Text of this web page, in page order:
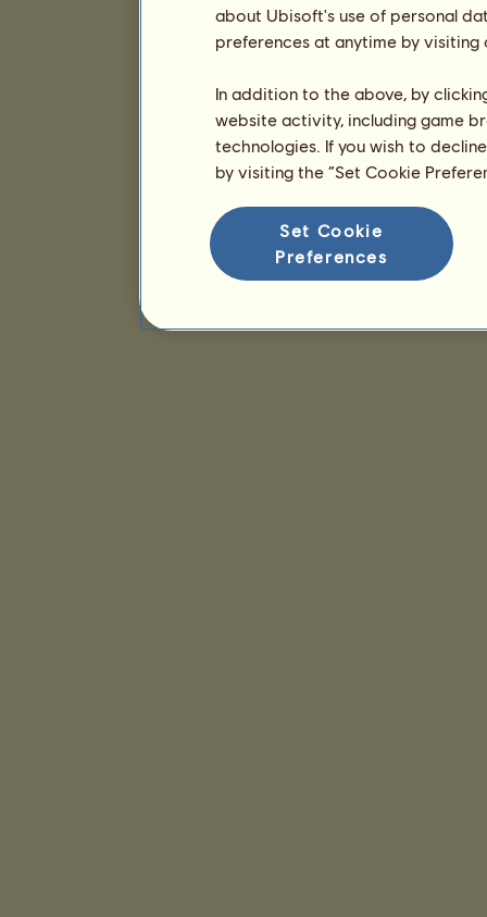
about Ubisoft's use of personal
preferences at anytime by
In addition to the above, by
website activity, including game
technologies. If you wish to
by visiting the “Set Cookie
Set Cookie
Preferences